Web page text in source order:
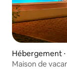
Hébergement
Maison de